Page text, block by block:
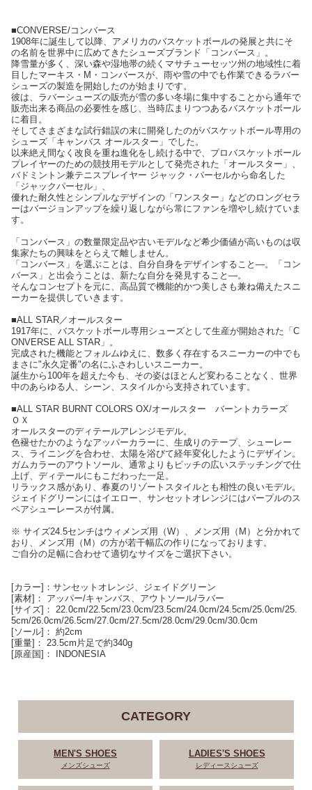
■CONVERSE/コンバース
1908年に誕生して以降、アメリカのバスケットボールの発展と共にそ
の名前を世界中に広めてきたシューズブランド「コンバース」。
降雪量が多く、深い森や湿地帯の続くマサチューセッツ州の地域性に着
目したマーキス・M・コンバースが、雨や雪の中でも作業できるラバー
シューズの製造を開始したのが始まりです。
彼は、ラバーシューズの販売が雪の多い冬場に集中することから通年で
販売出来る商品の必要性を感じ、当時広まりつつあるバスケットボール
に着目。
そしてさまざまな試行錯誤の末に開発したのがバスケットボール専用の
シューズ「キャンバス オールスター」でした。
以来絶え間なく改良を重ね進化をし続ける中で、プロバスケットボール
プレイヤーのための競技用モデルとして発売された「オールスター」、
バドミントン兼テニスプレイヤー ジャック・パーセルから命名した
「ジャックパーセル」、
優れた耐久性とシンプルなデザインの「ワンスター」などのロングセラ
ーはバージョンアップを繰り返しながら常にファンを増やし続けていま
す。
「コンバース」の数量限定品や古いモデルなど希少価値が高いものは収
集家たちの興味をとらえて離しません。
「コンバース」を選ぶことは、自分自身をデザインすること—。「コン
バース」と出会うことは、新たな自分を発見すること—。
そんなコンセプトを元に、高品質で機能的かつ美しさも兼ね備えたスニ
ーカーを提供していきます。
■ALL STAR／オールスター
1917年に、バスケットボール専用シューズとして生産が開始された「C
ONVERSE ALL STAR」。
完成された機能とフォルムゆえに、数多く存在するスニーカーの中でも
まさに"永久定番"の名にふさわしいスニーカー。
誕生から100年を超えた今も、その姿はほとんど変わることなく、世界
中のあらゆる人、シーン、スタイルから支持されています。
■ALL STAR BURNT COLORS OX/オールスター バーントカラーズ
ＯＸ
オールスターのディテールアレンジモデル。
色褪せたかのようなアッパーカラーに、生成りのテープ、シューレー
ス、ライニングを合わせ、太陽を浴びて経年変化したようにデザイン。
ガムカラーのアウトソール、通常よりもピッチの広いステッチングで仕
上げ、ディテールにもこだわった一足。
リラックス感があり、春夏のリゾートスタイルとも相性の良いモデル。
ジェイドグリーンにはイエロー、サンセットオレンジにはパープルのス
ペアシューレースが付属。
※ サイズ24.5センチはウィメンズ用（W）、メンズ用（M）と分かれて
おり、メンズ用（M）の方が若干幅広の作りになっております。
ご自分の足幅に合わせて適切なサイズをご選択下さい。
[カラー]：サンセットオレンジ、ジェイドグリーン
[素材]： アッパー/キャンバス、アウトソール/ラバー
[サイズ]： 22.0cm/22.5cm/23.0cm/23.5cm/24.0cm/24.5cm/25.0cm/25.
5cm/26.0cm/26.5cm/27.0cm/27.5cm/28.0cm/29.0cm/30.0cm
[ソール]： 約2cm
[重量]： 23.5cm片足で約340g
[原産国]： INDONESIA
CATEGORY
MEN'S SHOES
メンズシューズ
LADIES'S SHOES
レディースシューズ